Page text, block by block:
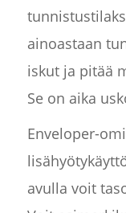
ainoastaan
iskut ja pitää
Se on aika
Enveloper-
avulla voit